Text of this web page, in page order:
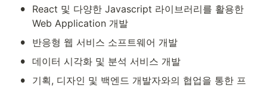
•
React 및 다양한 Javascript 라이브러리를 활용한
Web Application 개발
• 반응형 웹 서비스 소프트웨어 개발
• 데이터 시각화 및 분석 서비스 개발
• 기획, 디자인 및 백엔드 개발자와의 협업을 통한 프